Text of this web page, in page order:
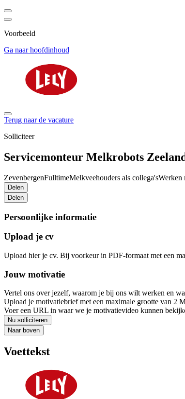
Voorbeeld
Ga naar hoofdinhoud
Terug naar de vacature
Solliciteer
Servicemonteur Melkrobots
ZevenbergenFulltimeMelkveehouders als collega'sWerken
Delen
Delen
Persoonlijke informatie
Upload je cv
Upload hier je cv. Bij voorkeur in PDF-formaat met een
Jouw motivatie
Vertel ons over jezelf, waarom je bij ons wilt werken en
Upload je motivatiebrief met een maximale grootte van 2
Voer een URL in waar we je motivatievideo kunnen
Nu solliciteren
Naar boven
Voettekst